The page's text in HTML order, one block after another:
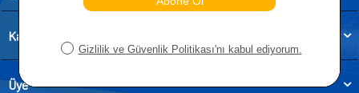
Kategoriler
Üye